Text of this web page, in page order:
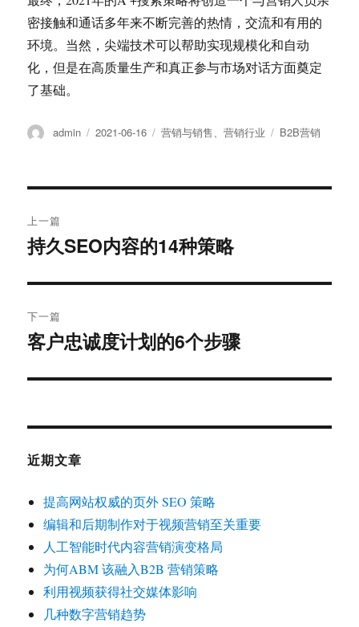
密接触和通话多年来不断完善的热情，交流和有用的
环境。当然，尖端技术可以帮助实现规模化和自动
化，但是在高质量生产和真正参与市场对话方面奠定
了基础。
作
admin
发
2021-06-16
分
营销与销售、营销行业
标
B2B营销
章
航
上一篇
上
文
章：
持久SEO内容的14种策略
下一篇
下
文
客户忠诚度计划的6个步骤
近期文章
提高网站权威的页外 SEO 策略
编辑和后期制作对于视频营销至关重要
人工智能时代内容营销演变格局
为何ABM 该融入B2B 营销策略
利用视频获得社交媒体影响
几种数字营销趋势